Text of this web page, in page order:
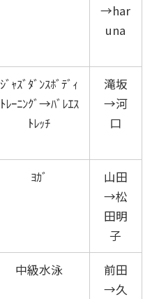
→har
una
ｼﾞｬｽﾞﾀﾞﾝｽﾎﾞﾃﾞｨ
ﾄﾚｰﾆﾝｸﾞ→ﾊﾞﾚｴｽ
ﾄﾚｯﾁ
滝坂
→河
口
ﾖｶﾞ
山田
→松
田明
子
中級水泳
前田
→久